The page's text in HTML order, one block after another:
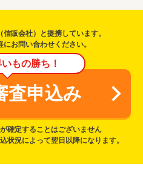
販会社）と提携しています。
お問い合わせください。
もの勝ち！
査申込み
確定することはございません
況によって翌日以降になります。